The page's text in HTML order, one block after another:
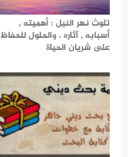
تلوث نهر النيل : أهميته ,
أسبابه , آثاره ، والحلول للحفاظ
على شريان الحياة